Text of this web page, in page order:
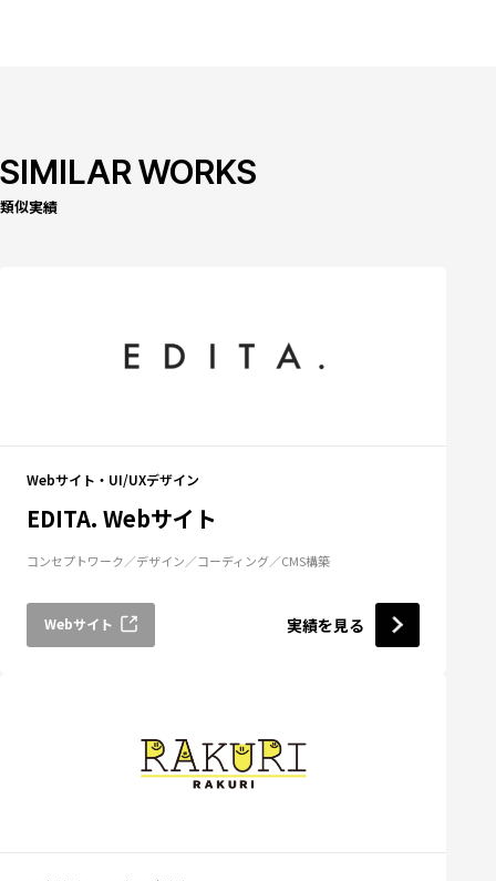
SIMILAR WORKS
類似実績
Webサイト・UI/UXデザイン
EDITA. Webサイト
コンセプトワーク デザイン コーディング CMS構築
Webサイト 実績を見る